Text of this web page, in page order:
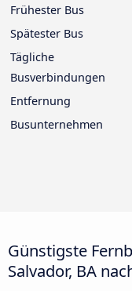
Frühester Bus
Spätester Bus
Tägliche
Busverbindungen
Entfernung
Busunternehmen
Günstigste
Salvador, BA